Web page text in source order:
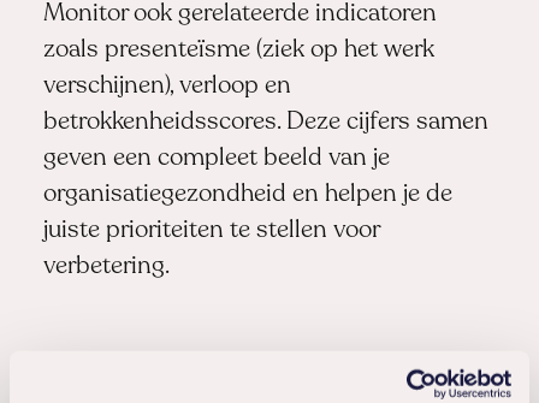
Monitor ook gerelateerde indicatoren
zoals presenteïsme (ziek op het werk
verschijnen), verloop en
betrokkenheidsscores. Deze cijfers samen
geven een compleet beeld van je
organisatiegezondheid en helpen je de
juiste prioriteiten te stellen voor
verbetering.